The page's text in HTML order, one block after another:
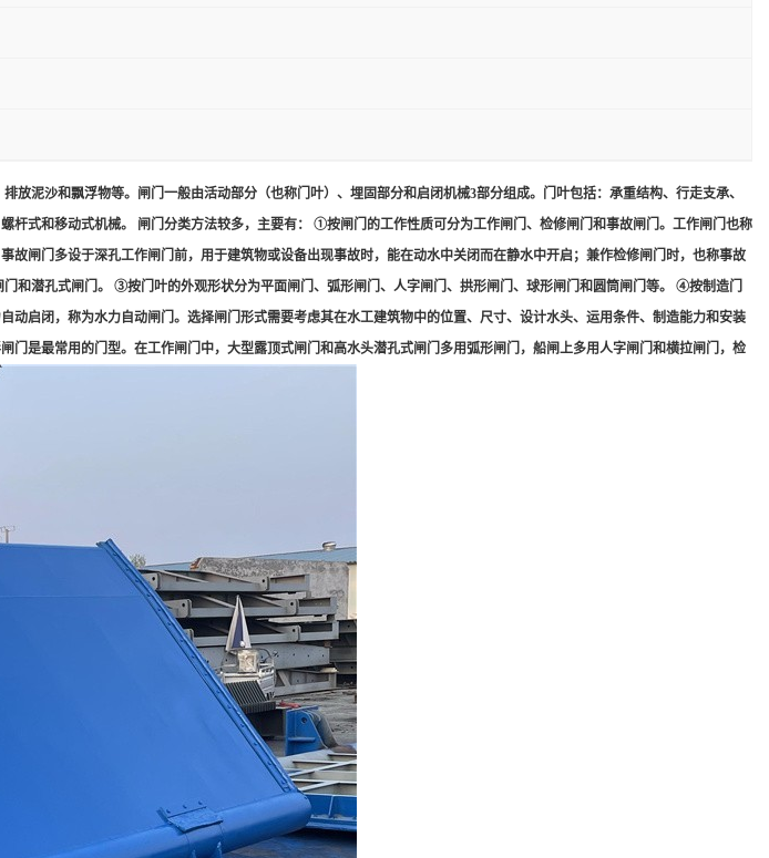
泥沙和飘浮物等。闸门一般由活动部分（也称门叶）、埋固部分和启闭机械3部分组成。门叶包括：承重结构、行走支承、
式和移动式机械。 闸门分类方法较多，主要有： ①按闸门的工作性质可分为工作闸门、检修闸门和事故闸门。工作闸门也称
闸门多设于深孔工作闸门前，用于建筑物或设备出现事故时，能在动水中关闭而在静水中开启；兼作检修闸门时，也称事故
潜孔式闸门。 ③按门叶的外观形状分为平面闸门、弧形闸门、人字闸门、拱形闸门、球形闸门和圆筒闸门等。 ④按制造门
启闭，称为水力自动闸门。选择闸门形式需要考虑其在水工建筑物中的位置、尺寸、设计水头、运用条件、制造能力和安装
是最常用的门型。在工作闸门中，大型露顶式闸门和高水头潜孔式闸门多用弧形闸门，船闸上多用人字闸门和横拉闸门，检